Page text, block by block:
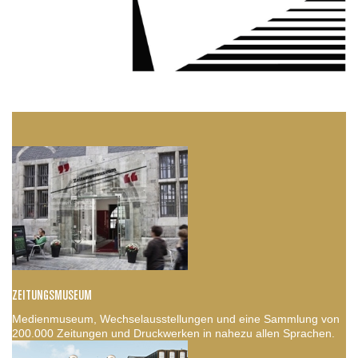
ZEITUNGSMUSEUM
Medienmuseum, Wechselausstellungen und eine Sammlung von
200.000 Zeitungen und Druckwerken in nahezu allen Sprachen.